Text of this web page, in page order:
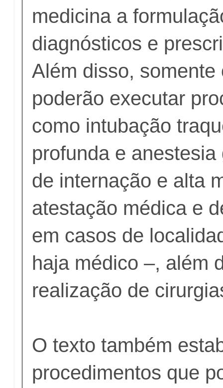
medicina a
diagnósticos e
Além disso, somente
poderão executar
como intubação
profunda e
de internação e alta
atestação médica e
em casos de
haja médico –, além
realização de
O texto também
procedimentos que